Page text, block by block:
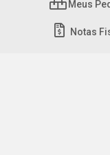
Meus
Notas